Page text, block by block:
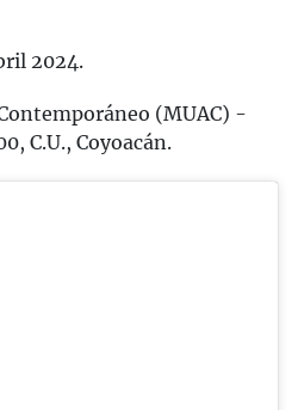
2024.
(MUAC) -
C.U., Coyoacán.